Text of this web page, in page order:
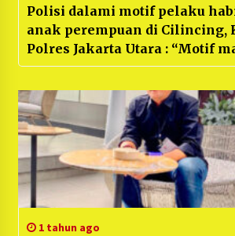
Polisi dalami motif pelaku
anak perempuan di Cilincing,
Polres Jakarta Utara : “Motif
dalami, Pelaku Masih dalam
PPA Polres”
1 tahun ago